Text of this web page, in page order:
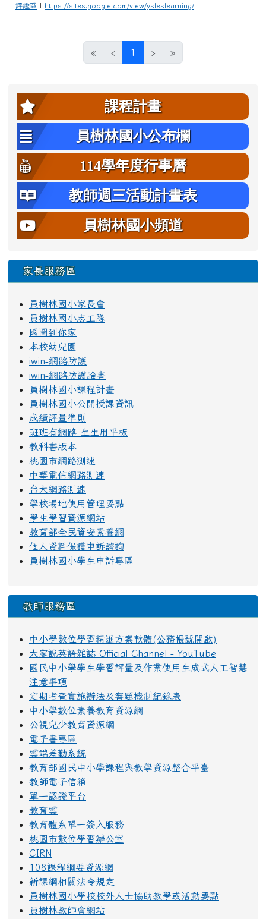
評鑑區 | https://sites.google.com/view/ysleslearning/
« ‹ 1 (目前頁次)
› »
左邊區域內容
課程計畫
員樹林國小公布欄
114學年度行事曆
教師週三活動計畫表
員樹林國小頻道
家長服務區
員樹林國小家長會
員樹林國小志工隊
國圖到你家
本校幼兒園
iwin-網路防護
iwin-網路防護臉書
員樹林國小課程計畫
員樹林國小公開授課資訊
成績評量準則
班班有網路 生生用平板
教科書版本
桃園市網路測速
中華電信網路測速
台大網路測速
學校場地使用管理要點
學生學習資源網站
教育部全民資安素養網
個人資料保護申訴諮詢
員樹林國小學生申訴專區
教師服務區
中小學數位學習精進方案軟體(公務帳號開啟)
大家說英語雜誌 Official Channel - YouTube
國民中小學學生學習評量及作業使用生成式人工智慧
注意事項
定期考查實施辦法及審題機制紀錄表
中小學數位素養教育資源網
公視兒少教育資源網
電子書專區
雲端差勤系統
教育部國民中小學課程與教學資源整合平臺
教師電子信箱
單一認證平台
教育雲
教育體系單一簽入服務
桃園市數位學習辦公室
CIRN
108課程綱要資源網
新課綱相關法令規定
員樹林國小學校校外人士協助教學或活動要點
員樹林教師會網站